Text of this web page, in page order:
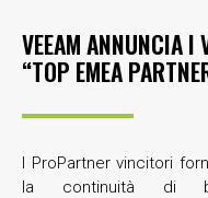
VEEAM ANNUNCIA I
“TOP EMEA
I ProPartner vincitori
la continuità di